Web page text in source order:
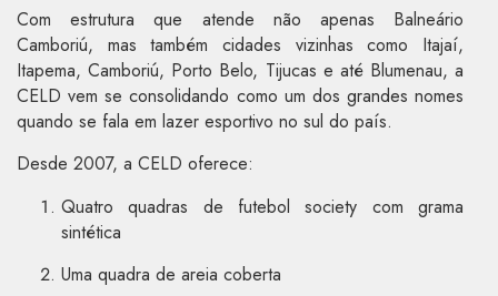
Com estrutura que atende não apenas Balneário
Camboriú, mas também cidades vizinhas como Itajaí,
Itapema, Camboriú, Porto Belo, Tijucas e até Blumenau, a
CELD vem se consolidando como um dos grandes nomes
quando se fala em lazer esportivo no sul do país.
Desde 2007, a CELD oferece:
Quatro quadras de futebol society com grama
sintética
Uma quadra de areia coberta